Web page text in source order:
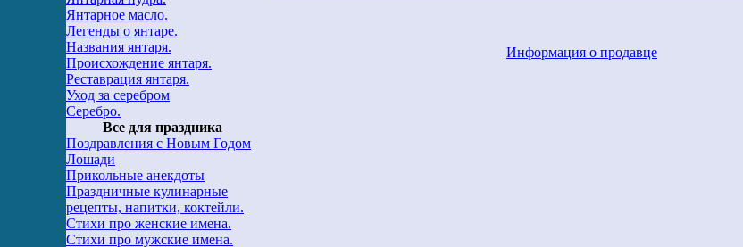
Янтарное масло.
Легенды о янтаре.
Названия янтаря.
Происхождение янтаря.
Реставрация янтаря.
Уход за серебром
Серебро.
Все для праздника
Поздравления с Новым Годом
Лошади
Прикольные анекдоты
Праздничные кулинарные
рецепты, напитки, коктейли.
Стихи про женские имена.
Стихи про мужские имена.
Информация о продавце